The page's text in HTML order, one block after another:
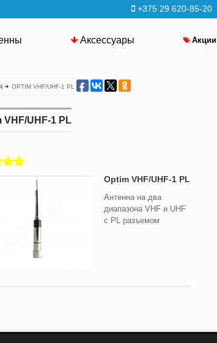
+375 29 620-85-20
Аксессуары Акции
OPTIM VHF/UHF-1 PL
VHF/UHF-1 PL
Optim VHF/UHF-1 PL
Антенна на два
диапазона VHF и UHF
c PL разъемом